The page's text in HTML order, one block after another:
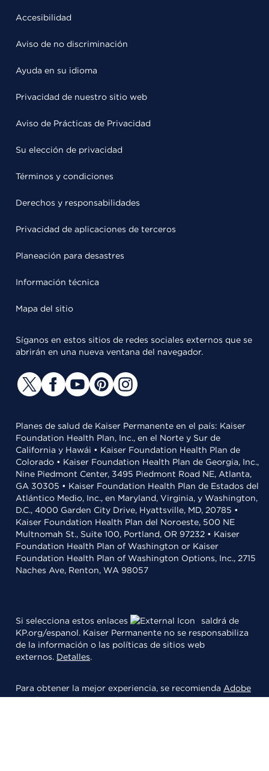
Accesibilidad
Aviso de no discriminación
Ayuda en su idioma
Privacidad de nuestro sitio web
Aviso de Prácticas de Privacidad
Su elección de privacidad
Términos y condiciones
Derechos y responsabilidades
Privacidad de aplicaciones de terceros
Planeación para desastres
Información técnica
Mapa del sitio
Síganos en estos sitios de redes sociales externos que se
abrirán en una nueva ventana del navegador.
Planes de salud de Kaiser Permanente en el país: Kaiser
Foundation Health Plan, Inc., en el Norte y Sur de
California y Hawái • Kaiser Foundation Health Plan de
Colorado • Kaiser Foundation Health Plan de Georgia, Inc.,
Nine Piedmont Center, 3495 Piedmont Road NE, Atlanta,
GA 30305 • Kaiser Foundation Health Plan de Estados del
Atlántico Medio, Inc., en Maryland, Virginia, y Washington,
D.C., 4000 Garden City Drive, Hyattsville, MD, 20785 •
Kaiser Foundation Health Plan del Noroeste, 500 NE
Multnomah St., Suite 100, Portland, OR 97232 • Kaiser
Foundation Health Plan of Washington or Kaiser
Foundation Health Plan of Washington Options, Inc., 2715
Naches Ave, Renton, WA 98057
Si selecciona estos enlaces
saldrá de
KP.org/espanol. Kaiser Permanente no se responsabiliza
de la información o las políticas de sitios web
externos. Detalles.
Para obtener la mejor experiencia, se recomienda Adobe
Acrobat
para leer archivos PDFs.